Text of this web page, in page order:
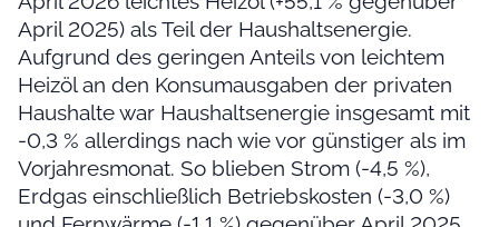
April 2025) als Teil der Haushaltsenergie.
Aufgrund des geringen Anteils von leichtem
Heizöl an den Konsumausgaben der privaten
Haushalte war Haushaltsenergie insgesamt mit
-0,3 % allerdings nach wie vor günstiger als im
Vorjahresmonat. So blieben Strom (-4,5 %),
Erdgas einschließlich Betriebskosten (-3,0 %)